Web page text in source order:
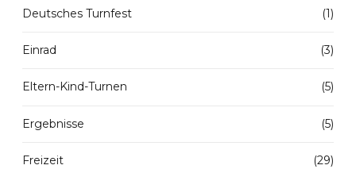
Deutsches Turnfest (1)
Einrad (3)
Eltern-Kind-Turnen (5)
Ergebnisse (5)
Freizeit (29)